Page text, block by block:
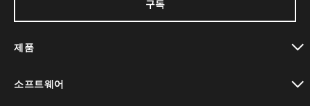
구독
제품
소프트웨어